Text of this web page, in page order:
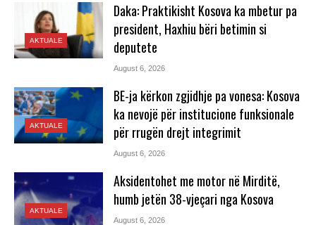
AKTUALE
Daka: Praktikisht Kosova ka mbetur pa
president, Haxhiu bëri betimin si
deputete
August 6, 2026
AKTUALE
BE-ja kërkon zgjidhje pa vonesa: Kosova
ka nevojë për institucione funksionale
për rrugën drejt integrimit
August 6, 2026
AKTUALE
Aksidentohet me motor në Mirditë,
humb jetën 38-vjeçari nga Kosova
August 6, 2026